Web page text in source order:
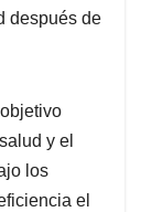
después de
y el
los
el